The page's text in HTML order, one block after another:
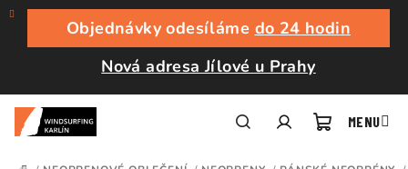
Přejít
obsah
Objednávky odesíláme do 24 hodin
Nová adresa Jílové u Prahy